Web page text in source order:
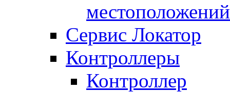
местоположений
Сервис Локатор
Контроллеры
Контроллер